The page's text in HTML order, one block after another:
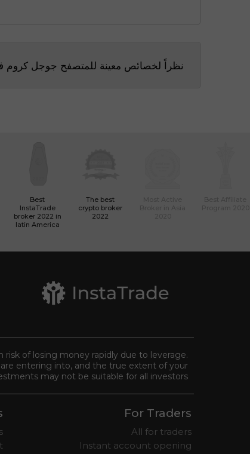
نظراً لخصائص معينة للمتصفح جوجل كروم
Best
InstaTrade
broker 2022 in
latin America
The best
crypto broker
2022
of losing money rapidly due to leverage.
entering into, and the true extent of your
may not be suitable for all investors.
For Traders
All for traders
Instant account opening